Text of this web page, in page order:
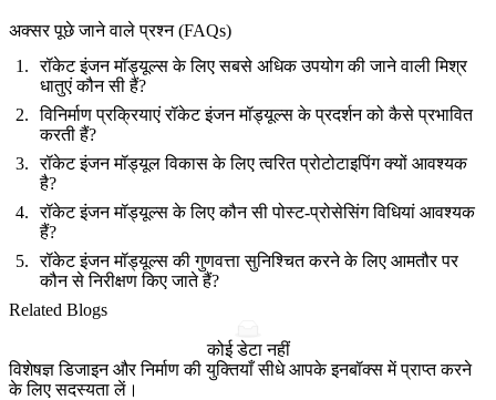
अक्सर पूछे जाने वाले प्रश्न (FAQs)
रॉकेट इंजन मॉड्यूल्स के लिए सबसे अधिक उपयोग की जाने वाली मिश्र
धातुएं कौन सी हैं?
विनिर्माण प्रक्रियाएं रॉकेट इंजन मॉड्यूल्स के प्रदर्शन को कैसे प्रभावित
करती हैं?
रॉकेट इंजन मॉड्यूल विकास के लिए त्वरित प्रोटोटाइपिंग क्यों आवश्यक
है?
रॉकेट इंजन मॉड्यूल्स के लिए कौन सी पोस्ट-प्रोसेसिंग विधियां आवश्यक
हैं?
रॉकेट इंजन मॉड्यूल्स की गुणवत्ता सुनिश्चित करने के लिए आमतौर पर
कौन से निरीक्षण किए जाते हैं?
Related Blogs
कोई डेटा नहीं
विशेषज्ञ डिजाइन और निर्माण की युक्तियाँ सीधे आपके इनबॉक्स में प्राप्त करने
के लिए सदस्यता लें।